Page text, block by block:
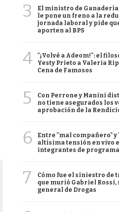
3
El ministro de
le pone un freno a la
jornada laboral y pide
aporten al BPS
4
"¡Volvé a Adeom!": el
Yesty Prieto a Valeria
Cena de Famosos
5
Con Perrone y Manini
no tiene asegurados los
aprobación de la
6
Entre "mal compañero"
altísima tensión en vivo
integrantes de
7
Cómo fue el siniestro de
que murió Gabriel
general de Drogas